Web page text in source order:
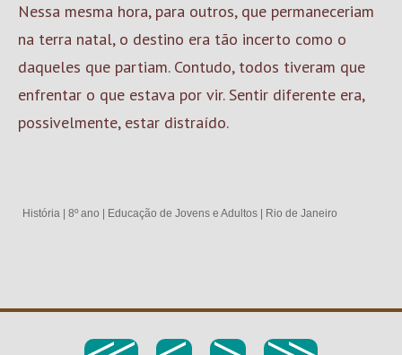
Nessa mesma hora, para outros, que permaneceriam
na terra natal, o destino era tão incerto como o
daqueles que partiam. Contudo, todos tiveram que
enfrentar o que estava por vir. Sentir diferente era,
possivelmente, estar distraído.
História 8º ano Educação de Jovens e Adultos Rio de Janeiro